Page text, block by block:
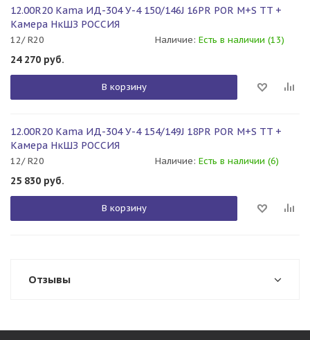
12.00R20 Kama ИД-304 У-4 150/146J 16PR POR M+S TT +
Камера НкШЗ РОССИЯ
12/ R20 Наличие: Есть в наличии (13)
24 270 руб.
В корзину
12.00R20 Kama ИД-304 У-4 154/149J 18PR POR M+S TT +
Камера НкШЗ РОССИЯ
12/ R20 Наличие: Есть в наличии (6)
25 830 руб.
В корзину
Отзывы